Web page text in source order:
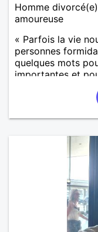
Homme
amoureuse
« Parfois la vie
personnes
quelques mots
importantes et